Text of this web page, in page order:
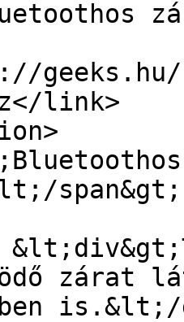
geeks.hu/
link>
span&gt;
zárat